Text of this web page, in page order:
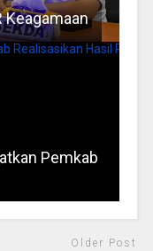
Keagamaan
Pemkab
Older Post